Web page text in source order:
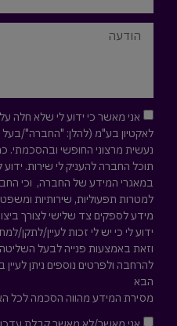
אני מאשר כי ידוע לי שלא חלה
לאקטיון בע"מ (להלן: "החברה"/
נעשית מרצוני החופשי ובהסכמתי.
תוכל החברה להעניק לי שירות. ידוע
במאגרי המידע של החברה, וכי
למטרות תפעוליות, שירותיות
מידע לספקים צד שלישי לצורך
ידוע לי כי יש לי זכות לעיין/לתקן/
וזאת באמצעות פנייה לבעל
להרחבה ולפרטים נוספים ניתן
הבא
מסירת המידע מהווה הסכמה לכל